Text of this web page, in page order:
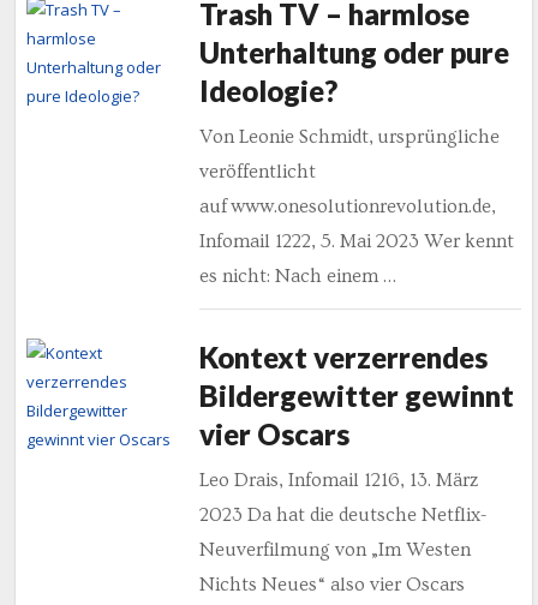
Trash TV – harmlose
Unterhaltung oder pure
Ideologie?
Von Leonie Schmidt, ursprüngliche
veröffentlicht
auf www.onesolutionrevolution.de,
Infomail 1222, 5. Mai 2023 Wer kennt
es nicht: Nach einem …
Kontext verzerrendes
Bildergewitter gewinnt
vier Oscars
Leo Drais, Infomail 1216, 13. März
2023 Da hat die deutsche Netflix-
Neuverfilmung von „Im Westen
Nichts Neues“ also vier Oscars